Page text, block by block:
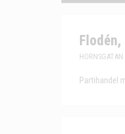
Partihandel